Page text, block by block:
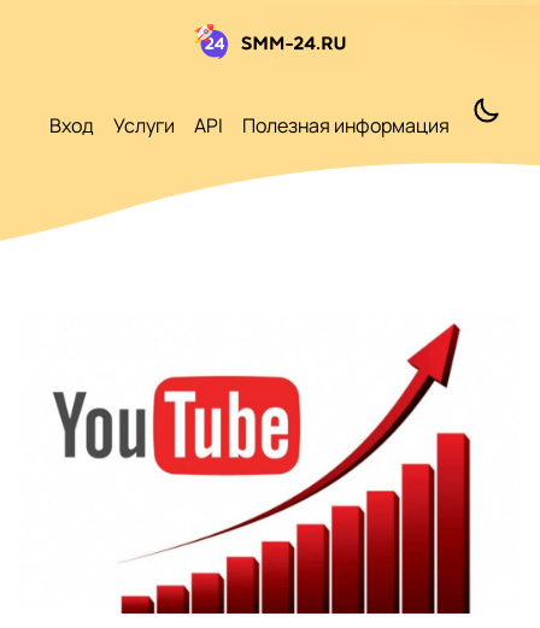
Вход Услуги API Полезная информация